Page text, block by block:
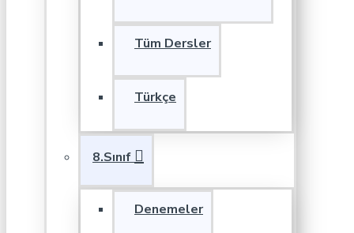
Tüm Dersler
Türkçe
8.Sınıf
Denemeler